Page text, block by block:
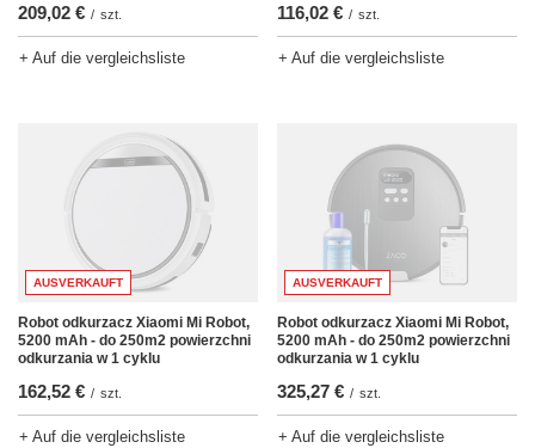
209,02 € / szt.
+ Auf die vergleichsliste
116,02 € / szt.
+ Auf die vergleichsliste
AUSVERKAUFT
Robot odkurzacz Xiaomi Mi Robot,
5200 mAh - do 250m2 powierzchni
odkurzania w 1 cyklu
162,52 € / szt.
+ Auf die vergleichsliste
AUSVERKAUFT
Robot odkurzacz Xiaomi Mi Robot,
5200 mAh - do 250m2 powierzchni
odkurzania w 1 cyklu
325,27 € / szt.
+ Auf die vergleichsliste